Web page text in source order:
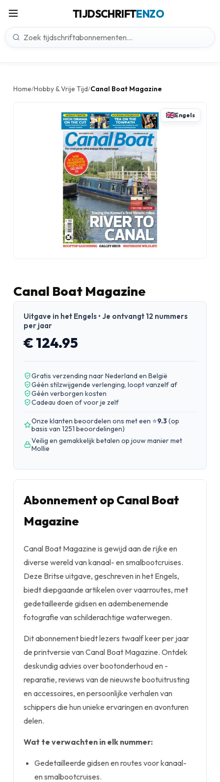
TIJDSCHRIFTENZO
Home/Hobby & Vrije Tijd/Canal Boat Magazine
Engels
Canal Boat Magazine
Uitgave in het Engels • Je ontvangt 12 nummers
per jaar
€ 124.95
Gratis verzending naar Nederland en België
Géén stilzwijgende verlenging, loopt vanzelf af
Géén verborgen kosten
Cadeau doen of voor je zelf
Onze klanten beoordelen ons met een ⭐9.3(op
basis van 1251 beoordelingen)
Veilig en gemakkelijk betalen op jouw manier met
Mollie
Abonnement op Canal Boat
Magazine
Canal Boat Magazine is gewijd aan de rijke en
diverse wereld van kanaal- en smalbootcruises.
Deze Britse uitgave, geschreven in het Engels,
biedt diepgaande artikelen over vaarroutes, met
gedetailleerde gidsen en adembenemende
fotografie van schilderachtige waterwegen.
Dit abonnement biedt lezers twaalf keer per jaar
de printversie van Canal Boat Magazine. Ontdek
deskundig advies over bootonderhoud en -
reparatie, reviews van de nieuwste bootuitrusting
en accessoires, en persoonlijke verhalen van
schippers die hun unieke ervaringen en avonturen
delen.
Wat te verwachten in elk nummer:
Gedetailleerde gidsen en routes voor kanaal-
en smalbootcruises.